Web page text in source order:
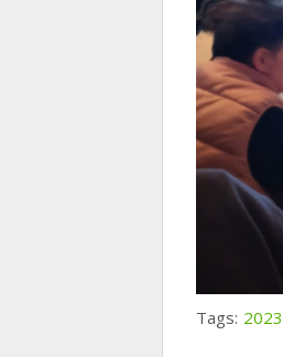
Tags: 2023